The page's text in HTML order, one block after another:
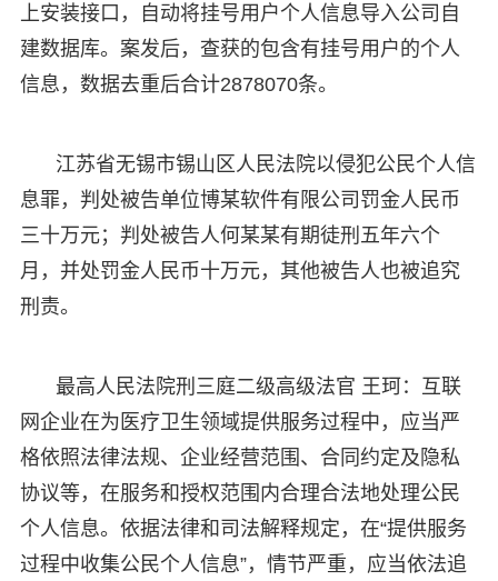
上安装接口，自动将挂号用户个人信息导入公司自
建数据库。案发后，查获的包含有挂号用户的个人
信息，数据去重后合计2878070条。
江苏省无锡市锡山区人民法院以侵犯公民个人信
息罪，判处被告单位博某软件有限公司罚金人民币
三十万元；判处被告人何某某有期徒刑五年六个
月，并处罚金人民币十万元，其他被告人也被追究
刑责。
最高人民法院刑三庭二级高级法官 王珂：互联
网企业在为医疗卫生领域提供服务过程中，应当严
格依照法律法规、企业经营范围、合同约定及隐私
协议等，在服务和授权范围内合理合法地处理公民
个人信息。依据法律和司法解释规定，在“提供服务
过程中收集公民个人信息”，情节严重，应当依法追